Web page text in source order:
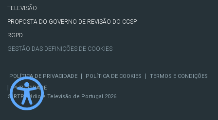
TELEVISÃO
PROPOSTA DO GOVERNO DE REVISÃO DO CCSP
RGPD
GESTÃO DAS DEFINIÇÕES DE COOKIES
POLÍTICA DE PRIVACIDADE | POLÍTICA DE COOKIES | TERMOS E CONDIÇÕES
|
PUBLICIDADE
© RTP, Rádio e Televisão de Portugal 2026